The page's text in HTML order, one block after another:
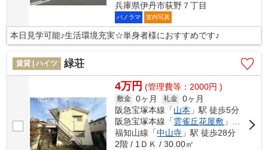
兵庫県伊丹市荻野７丁目
パノラマ 室内写真
本日見学可能♪生活環境充実☆単身者様におすすめです♪
賃貸 | ハイツ 緑荘
4万円 (管理費等：2000円 )
敷金 0ヶ月 礼金 0ヶ月
阪急宝塚本線「山本 」駅 徒歩5分
阪急宝塚本線「雲雀丘花屋敷 」駅 徒歩21分
福知山線「中山寺 」駅 徒歩28分
2階 / 1ＤＫ / 30.00㎡